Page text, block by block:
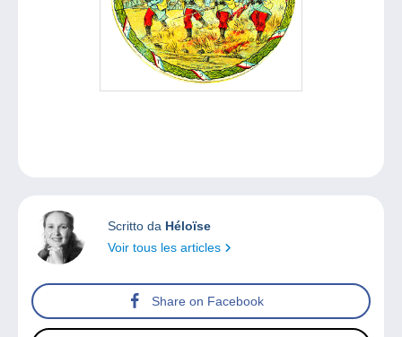
Scritto da Héloïse
Voir tous les articles
Share on Facebook